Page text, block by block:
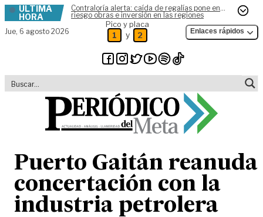
Skip to content
ÚLTIMA
HORA
Contraloría alerta: caída de regalías pone en
riesgo obras e inversión en las regiones
Jue, 6 agosto 2026
Pico y placa
1 y 2 Enlaces rápidos
Puerto Gaitán reanuda
concertación con la
industria petrolera